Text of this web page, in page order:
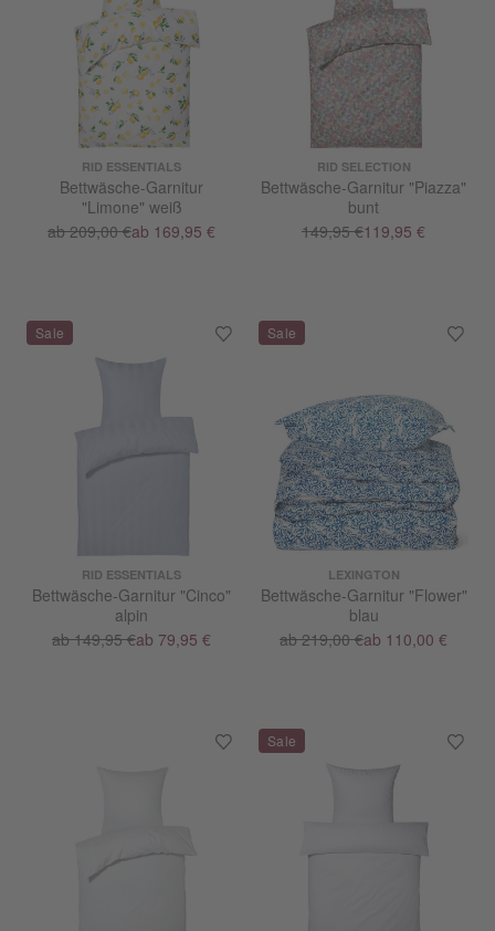
RID ESSENTIALS
Bettwäsche-Garnitur
"Limone" weiß
ab 209,00 €ab 169,95 €
RID SELECTION
Bettwäsche-Garnitur "Piazza"
bunt
149,95 €119,95 €
RID ESSENTIALS
Bettwäsche-Garnitur "Cinco"
alpin
ab 149,95 €ab 79,95 €
LEXINGTON
Bettwäsche-Garnitur "Flower"
blau
ab 219,00 €ab 110,00 €